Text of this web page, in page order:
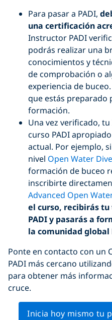
Para pasar a PADI,
una certificación
Instructor PADI
podrás realizar una
conocimientos y
de comprobación o
experiencia de
que estás preparado
formación.
Una vez verificado,
curso PADI
actual. Por ejemplo,
nivel Open Water
formación de buceo
inscribirte
Advanced Open
el curso, recibirás
PADI y pasarás a
la comunidad global
Ponte en contacto con un
PADI más cercano
para obtener más
cruce.
Inicia hoy mismo tu